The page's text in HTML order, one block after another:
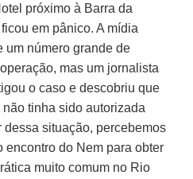
próximo à Barra da
em pânico. A mídia
um número grande de
mas um jornalista
o caso e descobriu que
tinha sido autorizada
dessa situação, percebemos
encontro do Nem para obter
muito comum no Rio